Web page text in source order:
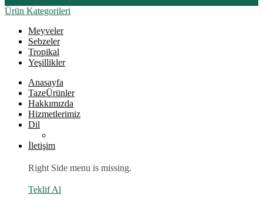
Ürün Kategorileri
Meyveler
Sebzeler
Tropikal
Yeşillikler
Anasayfa
TazeÜrünler
Hakkımızda
Hizmetlerimiz
Dil
İletişim
Right Side menu is missing.
Teklif Al